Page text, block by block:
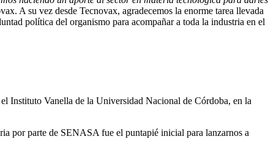
A su vez desde Tecnovax, agradecemos la enorme tarea llevada
política del organismo para acompañar a toda la industria en el
Instituto Vanella de la Universidad Nacional de Córdoba, en la
por parte de SENASA fue el puntapié inicial para lanzarnos a